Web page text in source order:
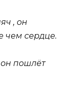
, он
чем сердце.
пошлёт